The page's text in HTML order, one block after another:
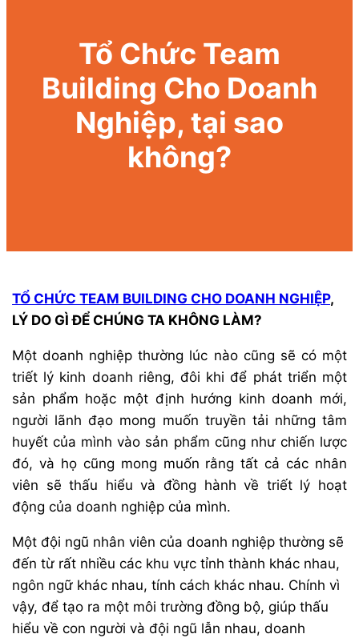
Tổ Chức Team
Building Cho Doanh
Nghiệp, tại sao
không?
TỔ CHỨC TEAM BUILDING CHO DOANH NGHIỆP,
LÝ DO GÌ ĐỂ CHÚNG TA KHÔNG LÀM?
Một doanh nghiệp thường lúc nào cũng sẽ có một
triết lý kinh doanh riêng, đôi khi để phát triển một
sản phẩm hoặc một định hướng kinh doanh mới,
người lãnh đạo mong muốn truyền tải những tâm
huyết của mình vào sản phẩm cũng như chiến lược
đó, và họ cũng mong muốn rằng tất cả các nhân
viên sẽ thấu hiểu và đồng hành về triết lý hoạt
động của doanh nghiệp của mình.
Một đội ngũ nhân viên của doanh nghiệp thường sẽ
đến từ rất nhiều các khu vực tỉnh thành khác nhau,
ngôn ngữ khác nhau, tính cách khác nhau. Chính vì
vậy, để tạo ra một môi trường đồng bộ, giúp thấu
hiểu về con người và đội ngũ lẫn nhau, doanh